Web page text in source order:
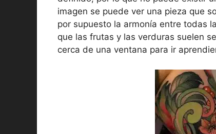
imagen se puede ver una pieza que
por supuesto la armonía entre todas
que las frutas y las verduras suelen
cerca de una ventana para ir